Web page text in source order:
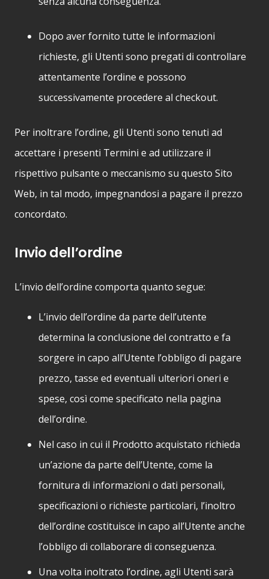
Dopo aver fornito tutte le informazioni
richieste, gli Utenti sono pregati di controllare
attentamente l’ordine e possono
successivamente procedere al checkout.
Per inoltrare l’ordine, gli Utenti sono tenuti ad
accettare i presenti Termini e ad utilizzare il
rispettivo pulsante o meccanismo su questo Sito
Web, in tal modo, impegnandosi a pagare il prezzo
concordato.
Invio dell’ordine
L’invio dell’ordine comporta quanto segue:
L’invio dell’ordine da parte dell’utente
determina la conclusione del contratto e fa
sorgere in capo all’Utente l’obbligo di pagare
prezzo, tasse ed eventuali ulteriori oneri e
spese, così come specificato nella pagina
dell’ordine.
Nel caso in cui il Prodotto acquistato richieda
un’azione da parte dell’Utente, come la
fornitura di informazioni o dati personali,
specificazioni o richieste particolari, l’inoltro
dell’ordine costituisce in capo all’Utente anche
l’obbligo di collaborare di conseguenza.
Una volta inoltrato l’ordine, agli Utenti sarà